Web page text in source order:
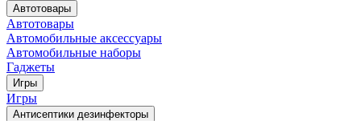
Автотовары
Автотовары
Автомобильные аксессуары
Автомобильные наборы
Гаджеты
Игры
Игры
Антисептики дезинфекторы